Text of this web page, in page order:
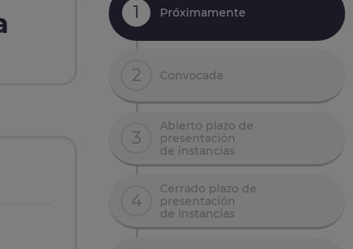
1 Próximamente
2 Convocada
3
Abierto plazo de
presentación
de instancias
4
Cerrado plazo de
presentación
de instancias